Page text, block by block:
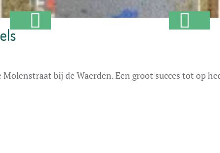
bij de Waerden. Een groot succes tot op